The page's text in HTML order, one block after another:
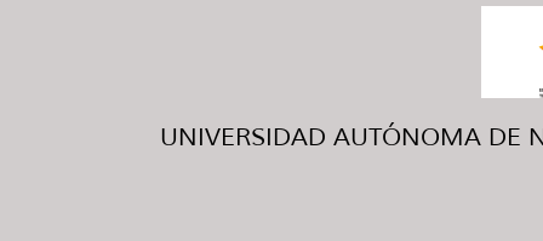
UNIVERSIDAD AUTÓNOMA DE